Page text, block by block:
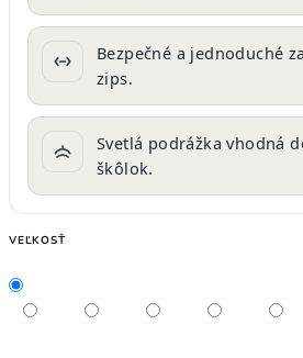
Bezpečné a jednoduché
zips.
Svetlá podrážka vhodná
škôlok.
VEĽKOSŤ